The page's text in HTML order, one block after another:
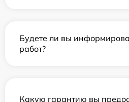
Будете ли вы
работ?
Какую гарантию вы